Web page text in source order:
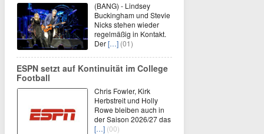
(BANG) - Lindsey
Buckingham und Stevie
Nicks stehen wieder
regelmäßig in Kontakt.
Der[…] (01)
ESPN setzt auf Kontinuität im College
Football
Chris Fowler, Kirk
Herbstreit und Holly
Rowe bleiben auch in
der Saison 2026/27 das
[…] (00)